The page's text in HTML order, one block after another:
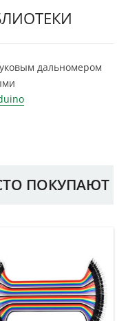
дальномером
ПОКУПАЮТ